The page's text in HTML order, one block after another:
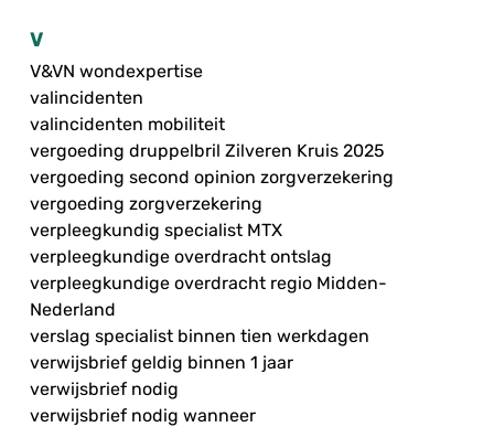
V
V&VN wondexpertise
valincidenten
valincidenten mobiliteit
vergoeding druppelbril Zilveren Kruis 2025
vergoeding second opinion zorgverzekering
vergoeding zorgverzekering
verpleegkundig specialist MTX
verpleegkundige overdracht ontslag
verpleegkundige overdracht regio Midden-
Nederland
verslag specialist binnen tien werkdagen
verwijsbrief geldig binnen 1 jaar
verwijsbrief nodig
verwijsbrief nodig wanneer